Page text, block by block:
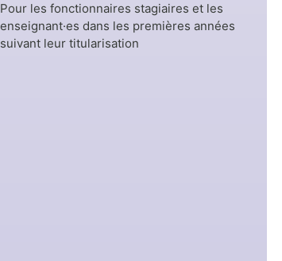
Pour les fonctionnaires stagiaires et les
enseignant·es dans les premières années
suivant leur titularisation